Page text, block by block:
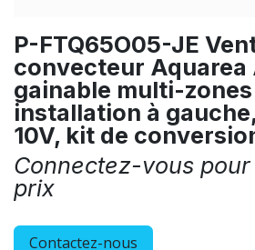
P-FTQ65O05-JE
convecteur Aquarea
gainable multi-
installation à
10V, kit de
Connectez-vous
prix
Contactez-nous